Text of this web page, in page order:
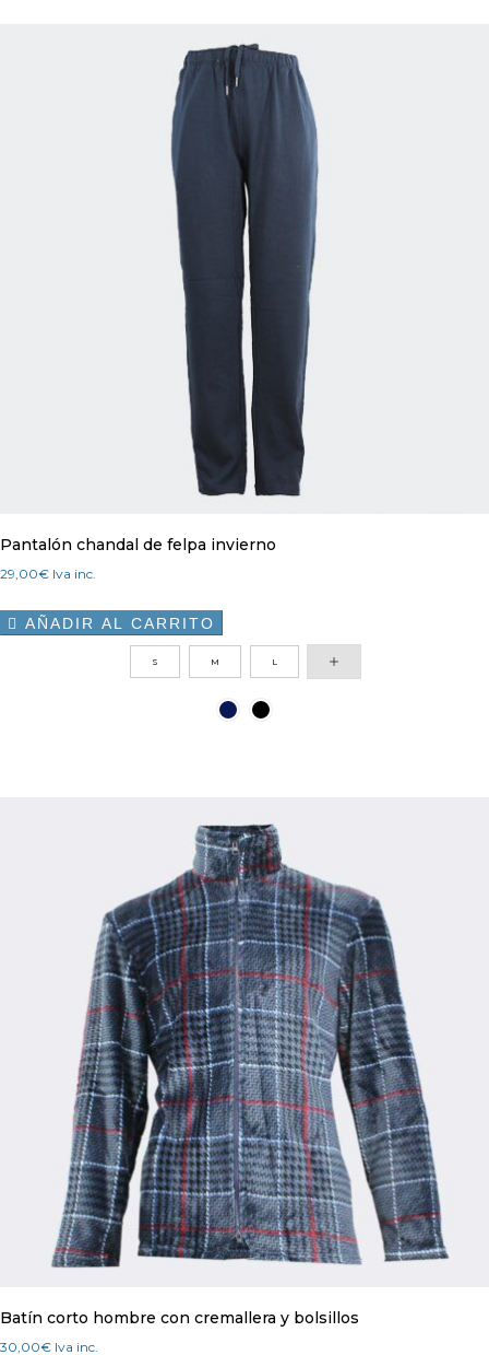
Pantalón chandal de felpa invierno
29,00€ Iva inc.
 AÑADIR AL CARRITO
S M L
Batín corto hombre con cremallera y bolsillos
30,00€ Iva inc.